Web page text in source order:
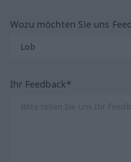
Wozu möchten Sie uns
Ihr Feedback*